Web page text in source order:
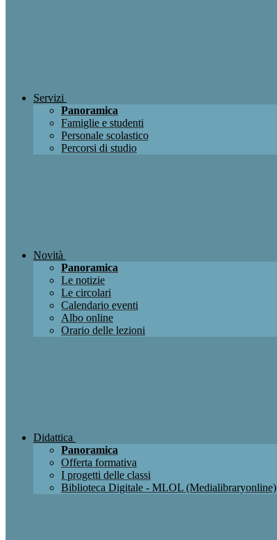
Servizi
Panoramica
Famiglie e studenti
Personale scolastico
Percorsi di studio
Novità
Panoramica
Le notizie
Le circolari
Calendario eventi
Albo online
Orario delle lezioni
Didattica
Panoramica
Offerta formativa
I progetti delle classi
Biblioteca Digitale - MLOL (Medialibraryonline)